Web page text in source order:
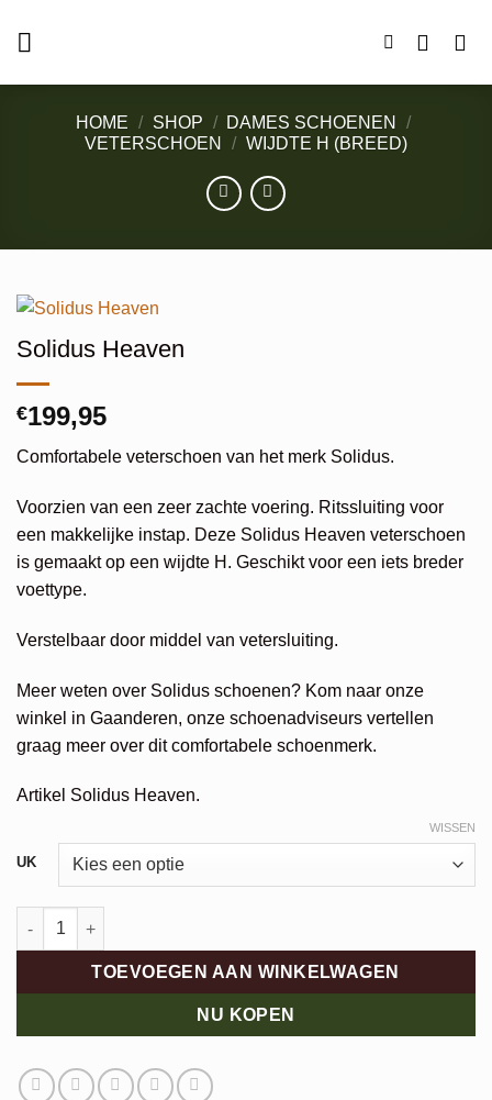
naar
HOME / SHOP / DAMES SCHOENEN
/
VETERSCHOEN
/ WIJDTE H (BREED)
Solidus Heaven
€199,95
Comfortabele veterschoen van het merk Solidus.
Voorzien van een zeer zachte voering. Ritssluiting voor
een makkelijke instap. Deze Solidus Heaven veterschoen
is gemaakt op een wijdte H. Geschikt voor een iets breder
voettype.
Verstelbaar door middel van vetersluiting.
Meer weten over Solidus schoenen? Kom naar onze
winkel in Gaanderen, onze schoenadviseurs vertellen
graag meer over dit comfortabele schoenmerk.
Artikel Solidus Heaven.
UK
WISSEN
Solidus Heaven aantal
TOEVOEGEN AAN WINKELWAGEN
NU KOPEN
Alternative: